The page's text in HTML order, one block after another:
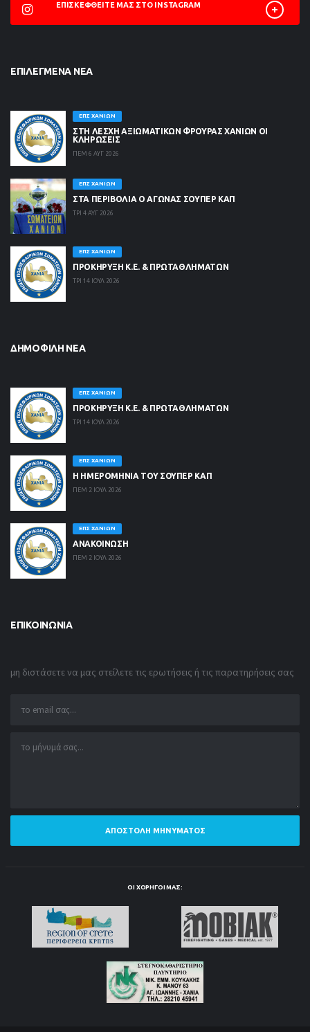
ΕΠΙΣΚΕΦΘΕΊΤΕ ΜΑΣ ΣΤΟ INSTAGRAM
ΕΠΙΛΕΓΜΈΝΑ ΝΈΑ
ΕΠΣ ΧΑΝΊΩΝ
ΣΤΗ ΛΈΣΧΗ ΑΞΙΩΜΑΤΙΚΏΝ ΦΡΟΥΡΆΣ ΧΑΝΊΩΝ ΟΙ
ΚΛΗΡΏΣΕΙΣ
ΠΕΜ 6 ΑΥΓ 2026
ΕΠΣ ΧΑΝΊΩΝ
ΣΤΑ ΠΕΡΙΒΟΛΙΑ Ο ΑΓΩΝΑΣ ΣΟΥΠΕΡ ΚΑΠ
ΤΡΙ 4 ΑΥΓ 2026
ΕΠΣ ΧΑΝΊΩΝ
ΠΡΟΚΗΡΥΞΗ Κ.Ε. & ΠΡΩΤΑΘΛΗΜΑΤΩΝ
ΤΡΙ 14 ΙΟΥΛ 2026
ΔΗΜΟΦΙΛΉ ΝΈΑ
ΕΠΣ ΧΑΝΊΩΝ
ΠΡΟΚΗΡΥΞΗ Κ.Ε. & ΠΡΩΤΑΘΛΗΜΑΤΩΝ
ΤΡΙ 14 ΙΟΥΛ 2026
ΕΠΣ ΧΑΝΊΩΝ
Η ΗΜΕΡΟΜΗΝΙΑ ΤΟΥ ΣΟΥΠΕΡ ΚΑΠ
ΠΕΜ 2 ΙΟΥΛ 2026
ΕΠΣ ΧΑΝΊΩΝ
ΑΝΑΚΟΙΝΩΣΗ
ΠΕΜ 2 ΙΟΥΛ 2026
ΕΠΙΚΟΙΝΩΝΊΑ
μη διστάσετε να μας στείλετε τις ερωτήσεις ή τις παρατηρήσεις σας
ΑΠΟΣΤΟΛΉ ΜΗΝΎΜΑΤΟΣ
ΟΙ ΧΟΡΗΓΟΊ ΜΑΣ: